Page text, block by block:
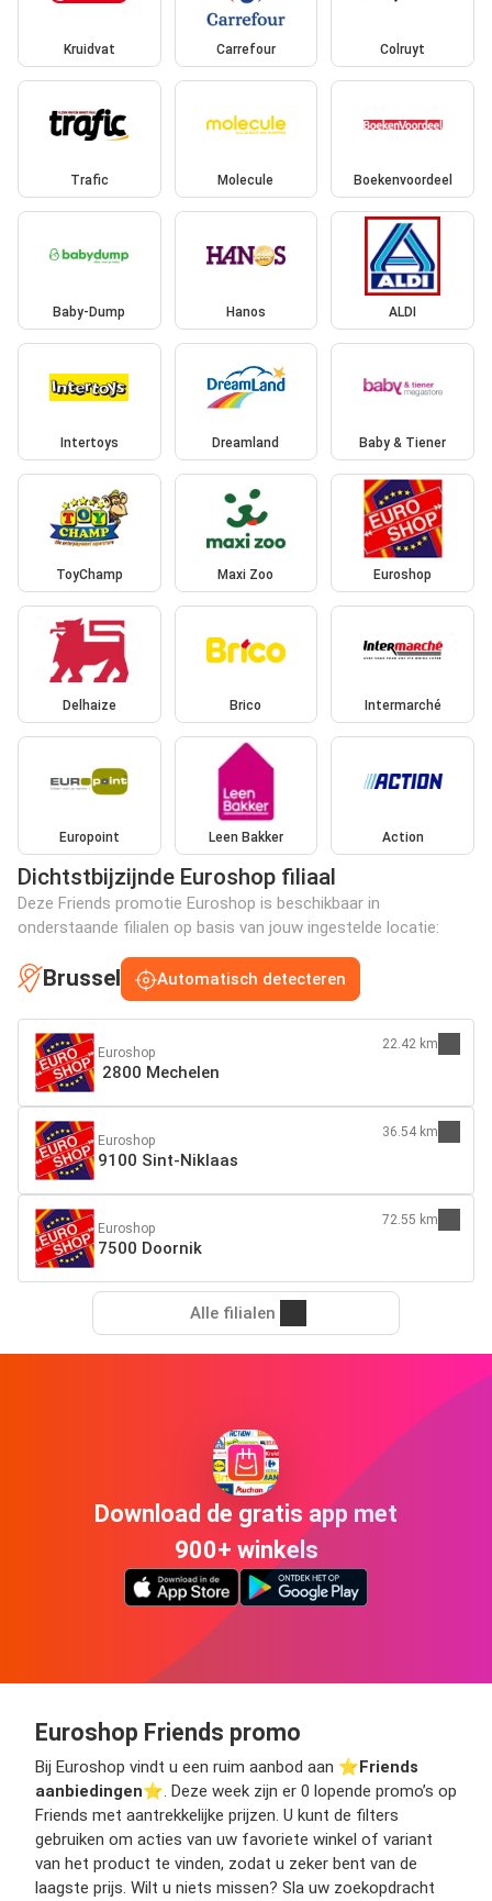
Kruidvat Carrefour Colruyt
Trafic Molecule Boekenvoordeel
Baby-Dump Hanos ALDI
Intertoys Dreamland Baby & Tiener
ToyChamp Maxi Zoo Euroshop
Delhaize Brico Intermarché
Europoint Leen Bakker Action
Dichtstbijzijnde Euroshop filiaal
Deze Friends promotie Euroshop is beschikbaar in
onderstaande filialen op basis van jouw ingestelde locatie:
Brussel Automatisch detecteren
Euroshop
2800 Mechelen
22.42 km
Euroshop
9100 Sint-Niklaas
36.54 km
Euroshop
7500 Doornik
72.55 km
Alle filialen
Download de gratis app met
900+ winkels
Euroshop Friends promo
Bij Euroshop vindt u een ruim aanbod aan ⭐️Friends
aanbiedingen⭐️. Deze week zijn er 0 lopende promo’s op
Friends met aantrekkelijke prijzen. U kunt de filters
gebruiken om acties van uw favoriete winkel of variant
van het product te vinden, zodat u zeker bent van de
laagste prijs. Wilt u niets missen? Sla uw zoekopdracht